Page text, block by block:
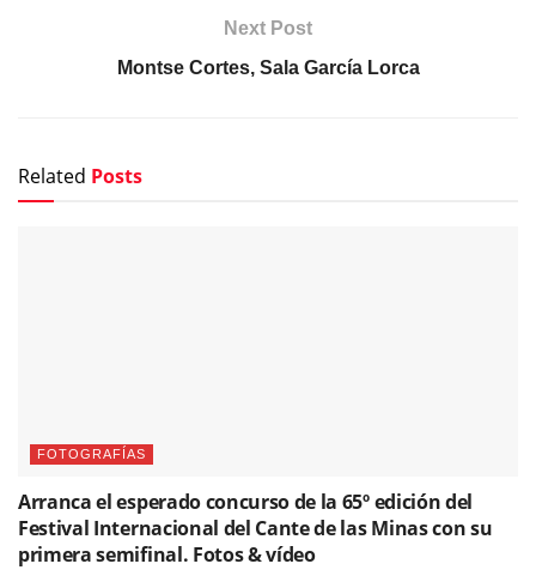
Next Post
Montse Cortes, Sala García Lorca
Related Posts
FOTOGRAFÍAS
Arranca el esperado concurso de la 65º edición del
Festival Internacional del Cante de las Minas con su
primera semifinal. Fotos & vídeo